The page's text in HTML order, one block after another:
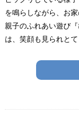
を鳴らしながら、お
親子のふれあい遊び
は、笑顔も見られ